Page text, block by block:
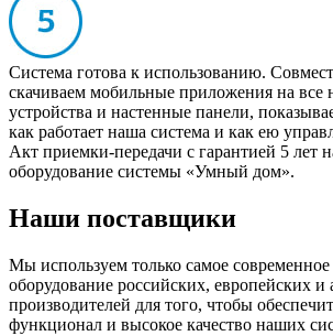
Система готова к использованию.
скачиваем мобильные приложения на все
устройства и настенные панели,
как работает наша система и как ею
Акт приемки-передачи с гарантией 5 лет
оборудование системы «Умный дом».
Наши поставщики
Мы используем только самое
оборудование российских, европейских и
производителей для того, чтобы
функционал и высокое качество наших